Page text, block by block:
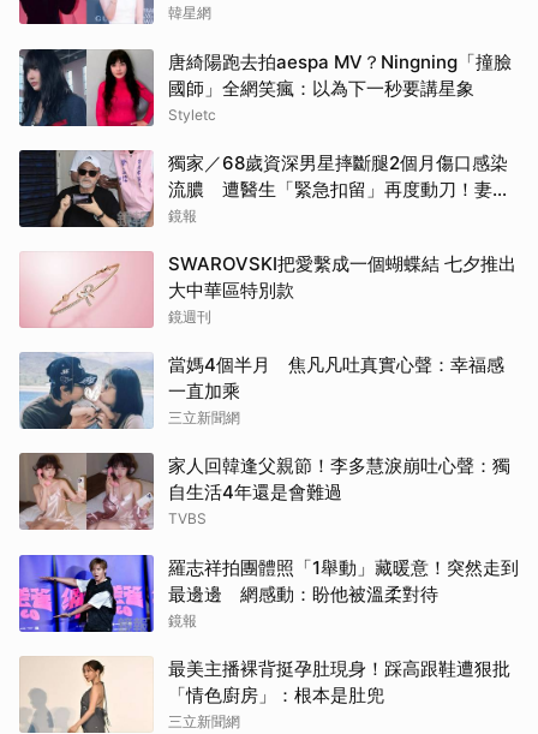
吧」
韓星網
唐綺陽跑去拍aespa MV？Ningning「撞臉
國師」全網笑瘋：以為下一秒要講星象
Styletc
獨家／68歲資深男星摔斷腿2個月傷口感染
流膿 遭醫生「緊急扣留」再度動刀！妻心
力交瘁曝現況
鏡報
SWAROVSKI把愛繫成一個蝴蝶結 七夕推出
大中華區特別款
鏡週刊
當媽4個半月 焦凡凡吐真實心聲：幸福感
一直加乘
三立新聞網
家人回韓逢父親節！李多慧淚崩吐心聲：獨
自生活4年還是會難過
TVBS
羅志祥拍團體照「1舉動」藏暖意！突然走到
最邊邊 網感動：盼他被溫柔對待
鏡報
最美主播裸背挺孕肚現身！踩高跟鞋遭狠批
「情色廚房」：根本是肚兜
三立新聞網